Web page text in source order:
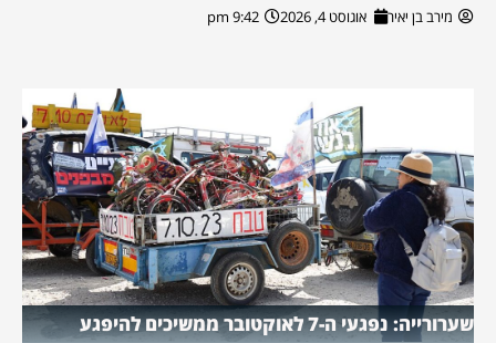
מירב בן יאיר אוגוסט 4, 2026 9:42 pm
שערורייה: נפגעי ה-7 לאוקטובר ממשיכים להיפגע